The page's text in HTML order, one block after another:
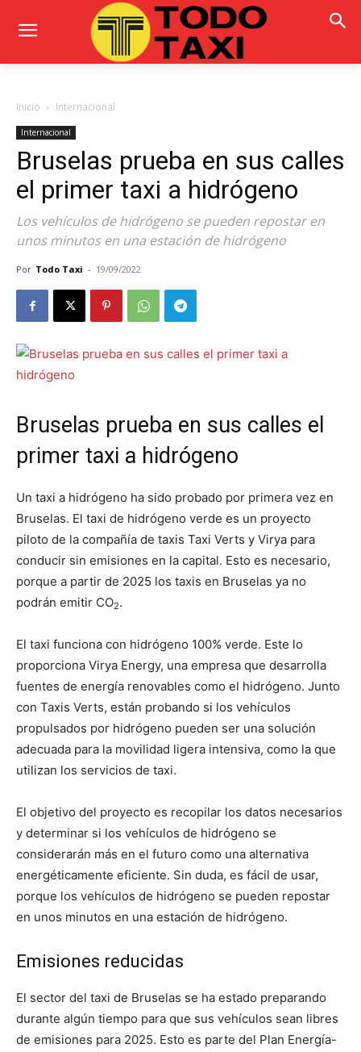
Inicio Internacional
Internacional
Bruselas prueba en sus calles
el primer taxi a hidrógeno
Los vehículos de hidrógeno se pueden repostar en
unos minutos en una estación de hidrógeno
Por Todo Taxi - 19/09/2022
Bruselas prueba en sus calles el
primer taxi a hidrógeno
Un taxi a hidrógeno ha sido probado por primera vez en
Bruselas. El taxi de hidrógeno verde es un proyecto
piloto de la compañía de taxis Taxi Verts y Virya para
conducir sin emisiones en la capital. Esto es necesario,
porque a partir de 2025 los taxis en Bruselas ya no
podrán emitir CO2.
El taxi funciona con hidrógeno 100% verde. Este lo
proporciona Virya Energy, una empresa que desarrolla
fuentes de energía renovables como el hidrógeno. Junto
con Taxis Verts, están probando si los vehículos
propulsados ​​por hidrógeno pueden ser una solución
adecuada para la movilidad ligera intensiva, como la que
utilizan los servicios de taxi.
El objetivo del proyecto es recopilar los datos necesarios
y determinar si los vehículos de hidrógeno se
considerarán más en el futuro como una alternativa
energéticamente eficiente. Sin duda, es fácil de usar,
porque los vehículos de hidrógeno se pueden repostar
en unos minutos en una estación de hidrógeno.
Emisiones reducidas
El sector del taxi de Bruselas se ha estado preparando
durante algún tiempo para que sus vehículos sean libres
de emisiones para 2025. Esto es parte del Plan Energía-